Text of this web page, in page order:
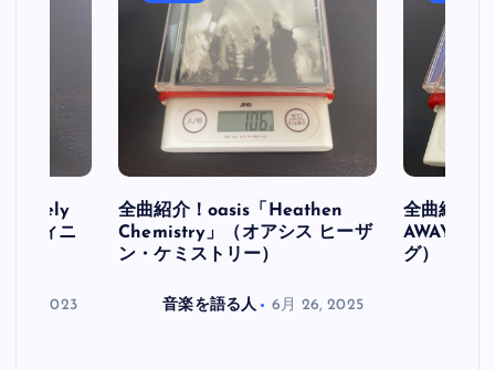
フィニ
30, 2023
全曲紹介！oasis「Heathen
Chemistry」（オアシス ヒーザ
ン・ケミストリー）
音楽を語る人 6月 26, 2025
全曲紹介
AWAY」
グ）